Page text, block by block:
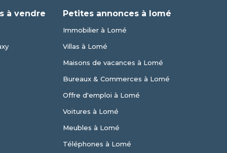
à vendre Petites annonces à lomé
Immobilier à Lomé
Villas à Lomé
Maisons de vacances à Lomé
Bureaux & Commerces à Lomé
Offre d'emploi à Lomé
Voitures à Lomé
Meubles à Lomé
Téléphones à Lomé